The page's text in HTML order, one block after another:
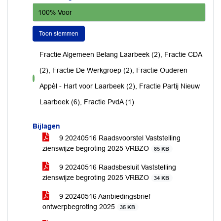
100% Voor
Toon stemmen
voor
Fractie Algemeen Belang Laarbeek (2), Fractie CDA
(2), Fractie De Werkgroep (2), Fractie Ouderen
Appèl - Hart voor Laarbeek (2), Fractie Partij Nieuw
Laarbeek (6), Fractie PvdA (1)
Bijlagen
9 20240516 Raadsvoorstel Vaststelling
zienswijze begroting 2025 VRBZO
85 KB
9 20240516 Raadsbesluit Vaststelling
zienswijze begroting 2025 VRBZO
34 KB
9 20240516 Aanbiedingsbrief
ontwerpbegroting 2025
35 KB